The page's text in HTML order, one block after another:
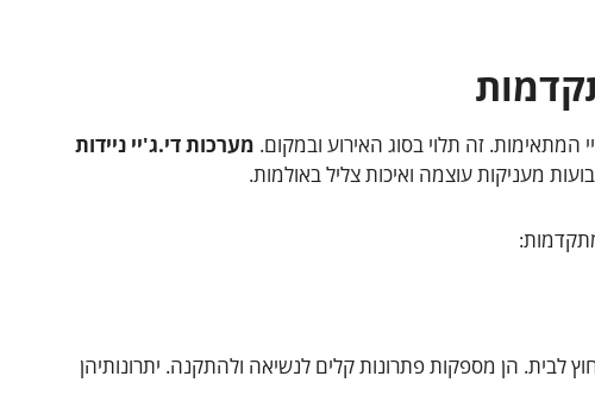
המתאימות. זה תלוי בסוג האירוע ובמקום. מערכות די.ג'יי ניידות
מעניקות עוצמה ואיכות צליל באולמות.
לבית. הן מספקות פתרונות קלים לנשיאה ולהתקנה. יתרונותיהן